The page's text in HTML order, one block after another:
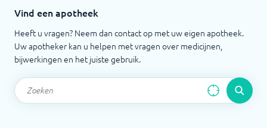
Vind een apotheek
Heeft u vragen? Neem dan contact op met uw eigen apotheek.
Uw apotheker kan u helpen met vragen over medicijnen,
bijwerkingen en het juiste gebruik.